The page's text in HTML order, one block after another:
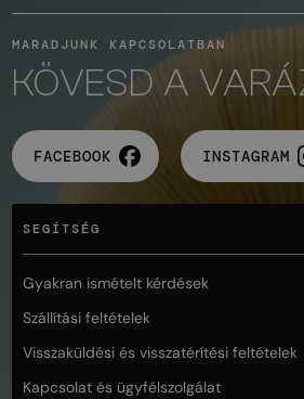
MARADJUNK KAPCSOLATBAN
KÖVESD A
FACEBOOK INSTAGRAM
SEGÍTSÉG
Gyakran ismételt kérdések
Szállítási feltételek
Visszaküldési és visszatérítési feltételek
Kapcsolat és ügyfélszolgálat